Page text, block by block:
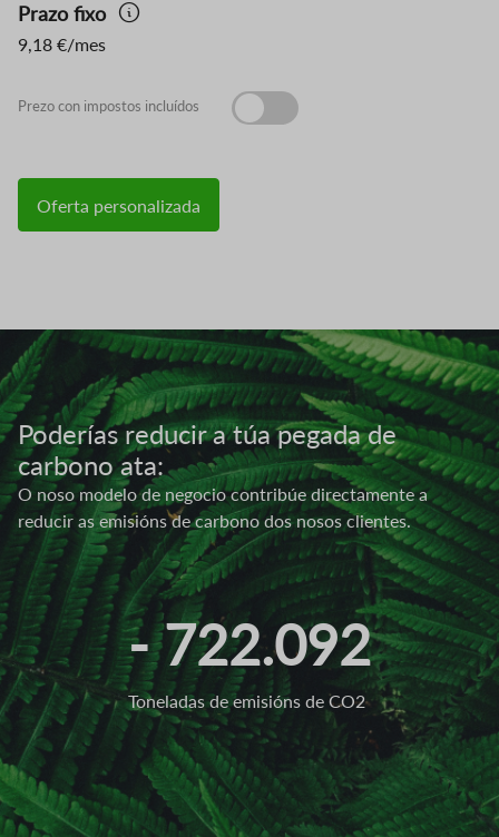
Prazo fixo
9,18 €/mes
Prezo con impostos incluídos
Oferta personalizada
Imaxe
Poderías reducir a túa pegada de
carbono ata:
O noso modelo de negocio contribúe directamente a
reducir as emisións de carbono dos nosos clientes.
- 722.092
Toneladas de emisións de CO2